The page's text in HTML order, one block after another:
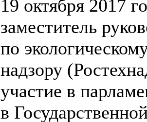
19 октября 2017
заместитель
по
надзору
участие в
в